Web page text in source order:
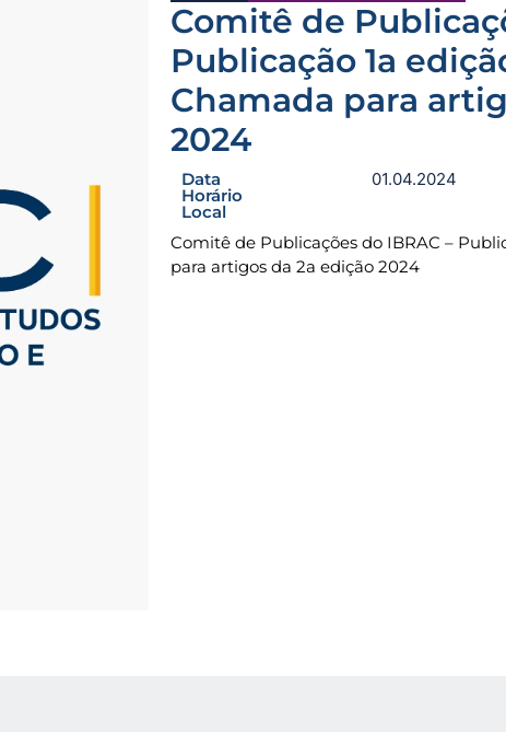
Comitê de
Publicação 1a
Chamada para
2024
Data
Horário
Local
01.04.2024
Comitê de Publicações do IBRAC –
para artigos da 2a edição 2024